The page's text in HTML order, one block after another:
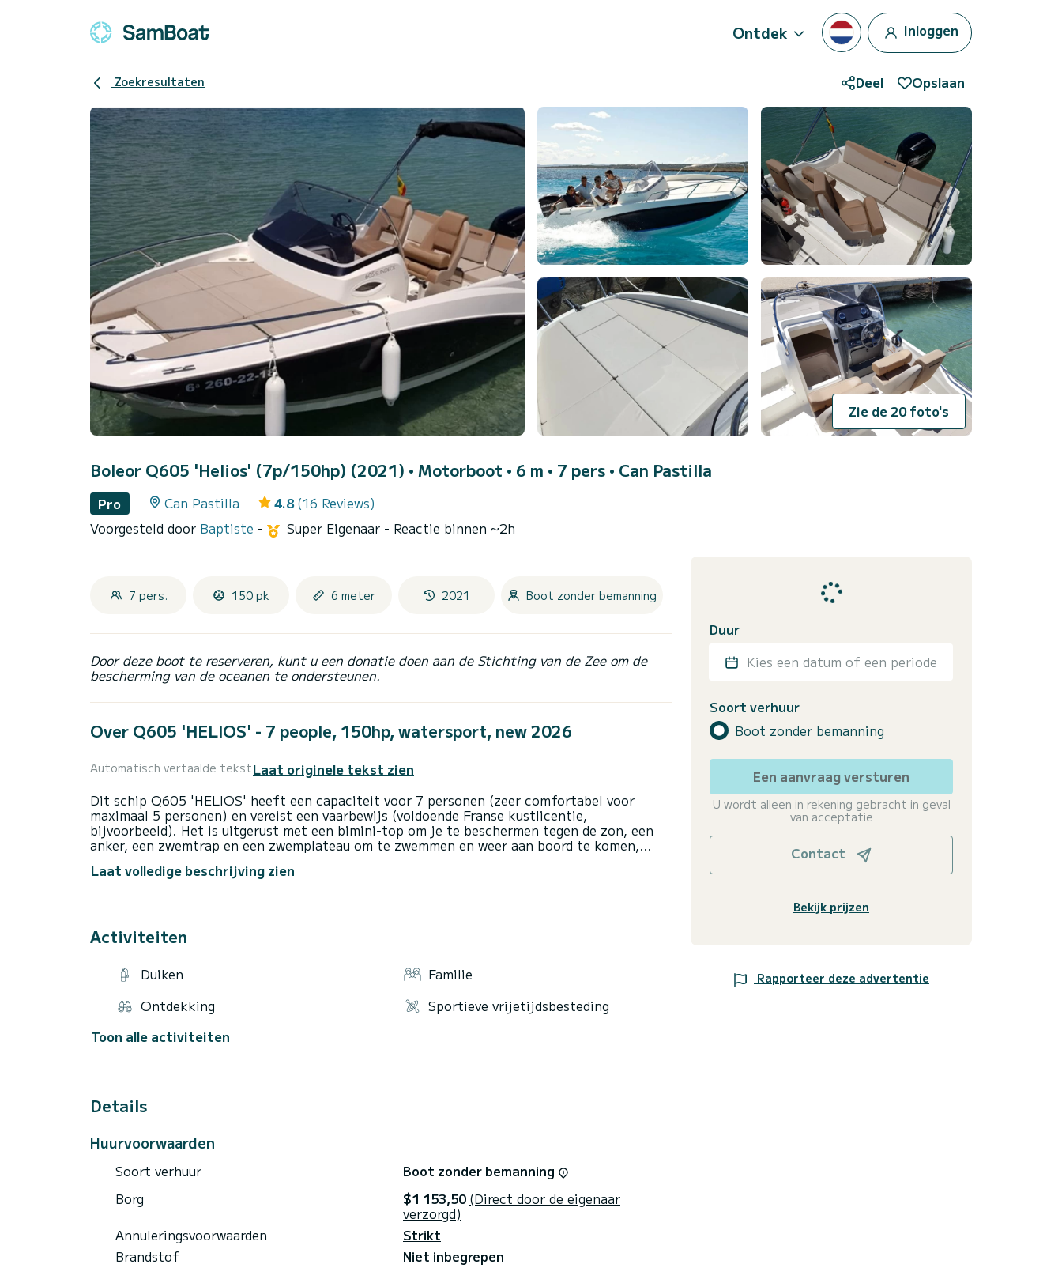
Ontdek Inloggen
Zoekresultaten Deel Opslaan
Zie de 20 foto's
Boleor Q605 'Helios' (7p/150hp) (2021) • Motorboot • 6 m • 7 pers • Can Pastilla
Pro Can Pastilla 4.8 (16 Reviews)
Voorgesteld door Baptiste - Super Eigenaar - Reactie binnen ~2h
7 pers. 150 pk 6 meter 2021 Boot zonder bemanning
Door deze boot te reserveren, kunt u een donatie doen aan de Stichting van de Zee om de
bescherming van de oceanen te ondersteunen.
Over Q605 'HELIOS' - 7 people, 150hp, watersport, new 2026
Automatisch vertaalde tekstLaat originele tekst zien
Dit schip Q605 'HELIOS' heeft een capaciteit voor 7 personen (zeer comfortabel voor
maximaal 5 personen) en vereist een vaarbewijs (voldoende Franse kustlicentie,
bijvoorbeeld). Het is uitgerust met een bimini-top om je te beschermen tegen de zon, een
anker, een zwemtrap en een zwemplateau om te zwemmen en weer aan boord te komen,
anker, misthoorn, etc.). Met dit vaartuig kunnen we u voorzien van materiaal voor
worden aan het einde van de huurperiode betaald (reken tussen de 8 en 15 € per uur
Een borg van €1.000 is vereist (contant of Visa/Mastercard), terugbetaald aan het einde van
zal u laten zien hoe de boot werkt, de gedragsregels, de veiligheidsinstructies... Hij zal u ook
de navigatiezone tonen en adviseren over geschikte routes op basis van uw wensen en de
Laat volledige beschrijving zien
Activiteiten
Duiken
Familie
Ontdekking
Sportieve vrijetijdsbesteding
Toon alle activiteiten
Details
Huurvoorwaarden
Soort verhuur
Boot zonder bemanning
Borg
$1 153,50 (Direct door de eigenaar
verzorgd)
Annuleringsvoorwaarden
Strikt
Brandstof
Niet inbegrepen
Duur
Kies een datum of een periode
Soort verhuur
Boot zonder bemanning
Een aanvraag versturen
U wordt alleen in rekening gebracht in geval
van acceptatie
Contact
Bekijk prijzen
Rapporteer deze advertentie